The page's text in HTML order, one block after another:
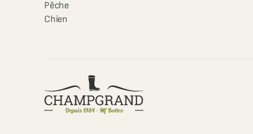
Pêche
Chien